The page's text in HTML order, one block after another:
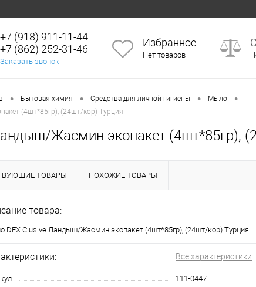
+7 (918) 911-11-44
+7 (862) 252-31-46
Заказать звонок
Избранное
Нет товаров
• Бытовая химия • Средства для личной гигиены • Мыло •
(4шт*85гр), (24шт/кор) Турция
Жасмин экопакет (4шт*85гр),
ТОВАРЫ ПОХОЖИЕ ТОВАРЫ
товара:
DEX Clusive Ландыш/Жасмин экопакет (4шт*85гр), (24шт/кор) Турция
Все характеристики
111-0447